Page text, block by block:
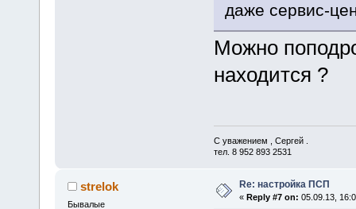
даже сервис-
Mожно
находится ?
С уважением , Сергей .
тел. 8 952 893 2531
strelok
Бывалые
Re: настройка ПСП
« Reply #7 on: 05.09.13,